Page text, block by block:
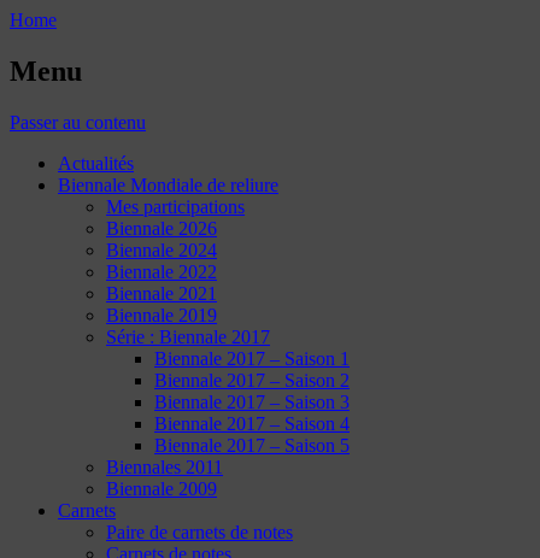
Home
Menu
Passer au contenu
Actualités
Biennale Mondiale de reliure
Mes participations
Biennale 2026
Biennale 2024
Biennale 2022
Biennale 2021
Biennale 2019
Série : Biennale 2017
Biennale 2017 – Saison 1
Biennale 2017 – Saison 2
Biennale 2017 – Saison 3
Biennale 2017 – Saison 4
Biennale 2017 – Saison 5
Biennales 2011
Biennale 2009
Carnets
Paire de carnets de notes
Carnets de notes